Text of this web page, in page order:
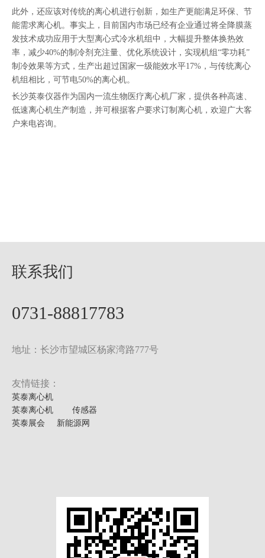
此外，还应该对传统的离心机进行创新，如生产更能满足环保、节
能需求离心机。事实上，目前国内市场已经有企业通过将全降膜蒸
发技术成功应用于大型离心式冷水机组中，大幅提升整体换热效
率，减少40%的制冷剂充注量、优化系统设计，实现机组“零功耗”
制冷效果等方式，生产出超过国家一级能效水平17%，与传统离心
机组相比，可节电50%的离心机。
长沙英泰仪器作为国内一流生物医疗离心机厂家，提供各种高速、
低速离心机生产制造，并可根据客户要求订制离心机，欢迎广大客
户来电咨询。
联系我们
0731-88817783
地址：长沙市望城区杨家湾路777号
友情链接：
英泰离心机
英泰离心机
传感器
英泰展会
新能源网